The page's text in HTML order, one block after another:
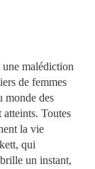
malédiction
de femmes
monde des
Toutes
la vie
qui
un instant,